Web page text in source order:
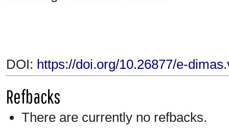
DOI: https://doi.org/10.26877/e-
Refbacks
There are currently no refbacks.